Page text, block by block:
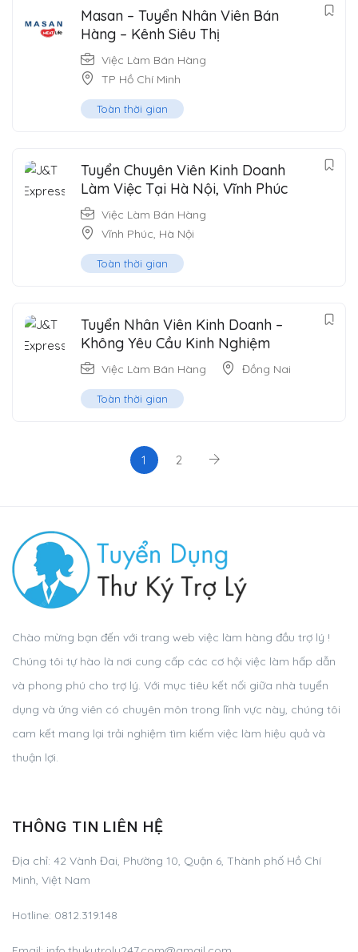
Masan – Tuyển Nhân Viên Bán
Hàng – Kênh Siêu Thị
Việc Làm Bán Hàng
TP Hồ Chí Minh
Toàn thời gian
Tuyển Chuyên Viên Kinh Doanh
Làm Việc Tại Hà Nội, Vĩnh Phúc
Việc Làm Bán Hàng
Vĩnh Phúc, Hà Nội
Toàn thời gian
Tuyển Nhân Viên Kinh Doanh –
Không Yêu Cầu Kinh Nghiệm
Việc Làm Bán Hàng Đồng Nai
Toàn thời gian
1 2
Chào mừng bạn đến với trang web việc làm hàng đầu trợ lý !
Chúng tôi tự hào là nơi cung cấp các cơ hội việc làm hấp dẫn
và phong phú cho trợ lý. Với mục tiêu kết nối giữa nhà tuyển
dụng và ứng viên có chuyên môn trong lĩnh vực này, chúng tôi
cam kết mang lại trải nghiệm tìm kiếm việc làm hiệu quả và
thuận lợi.
THÔNG TIN LIÊN HỆ
Địa chỉ: 42 Vành Đai, Phường 10, Quận 6, Thành phố Hồ Chí
Minh, Việt Nam
Hotline: 0812.319.148